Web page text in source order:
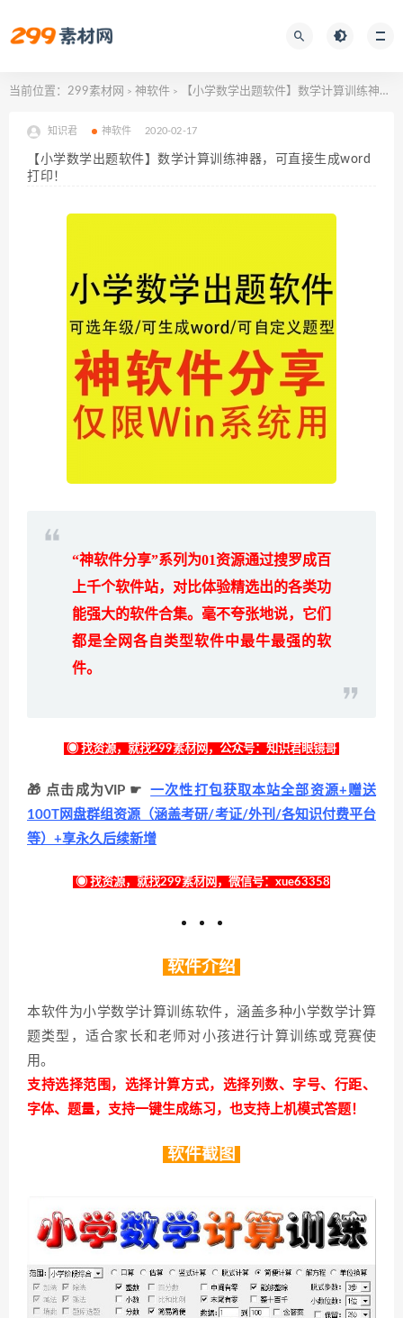
当前位置： 299素材网 > 神软件 > 【小学数学出题软件】数学计算训练神器，可直接生成word打印！
知识君 神软件 2020-02-17
【小学数学出题软件】数学计算训练神器，可直接生成word
打印！
“神软件分享”系列为01资源通过搜罗成百
上千个软件站，对比体验精选出的各类功
能强大的软件合集。毫不夸张地说，它们
都是全网各自类型软件中最牛最强的软
件。
◉ 找资源，就找299素材网，公众号：知识君眼镜哥
🎁 点击成为VIP ☛
一次性打包获取本站全部资源+赠送
100T网盘群组资源（涵盖考研/考证/外刊/各知识付费平台
等）+享永久后续新增
◉ 找资源，就找299素材网，微信号：xue63358
软件介绍
本软件为小学数学计算训练软件，涵盖多种小学数学计算
题类型，适合家长和老师对小孩进行计算训练或竞赛使
用。
支持选择范围，选择计算方式，选择列数、字号、行距、
字体、题量，支持一键生成练习，也支持上机模式答题！
软件截图